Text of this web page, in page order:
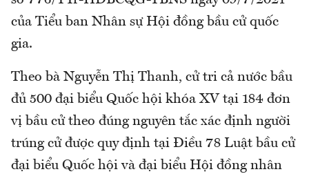
của Tiểu ban Nhân sự Hội đồng bầu cử quốc
gia.
Theo bà Nguyễn Thị Thanh, cử tri cả nước bầu
đủ 500 đại biểu Quốc hội khóa XV tại 184 đơn
vị bầu cử theo đúng nguyên tắc xác định người
trúng cử được quy định tại Điều 78 Luật bầu cử
đại biểu Quốc hội và đại biểu Hội đồng nhân